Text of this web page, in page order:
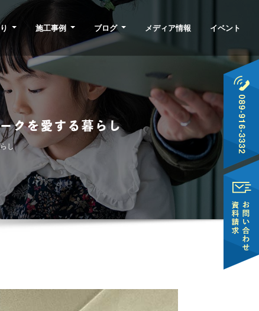
施工事例 ブログ メディア情報 イベント
クを愛する暮らし
し